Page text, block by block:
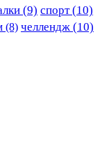
(9) спорт(10)
(8) челлендж (10)